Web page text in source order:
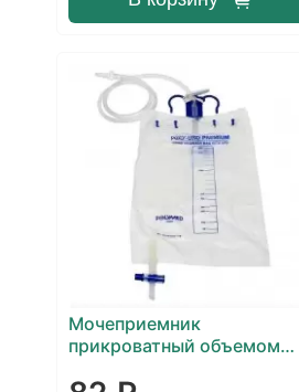
Мочеприемник
прикроватный объемом